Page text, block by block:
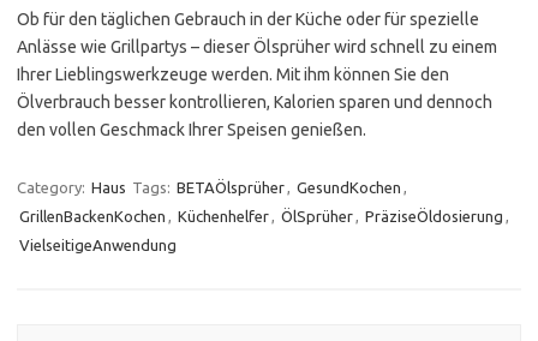
Ob für den täglichen Gebrauch in der Küche oder für spezielle
Anlässe wie Grillpartys – dieser Ölsprüher wird schnell zu einem
Ihrer Lieblingswerkzeuge werden. Mit ihm können Sie den
Ölverbrauch besser kontrollieren, Kalorien sparen und dennoch
den vollen Geschmack Ihrer Speisen genießen.
Category: Haus Tags: BETAÖlsprüher, GesundKochen ,
GrillenBackenKochen , Küchenhelfer, ÖlSprüher, PräziseÖldosierung ,
VielseitigeAnwendung